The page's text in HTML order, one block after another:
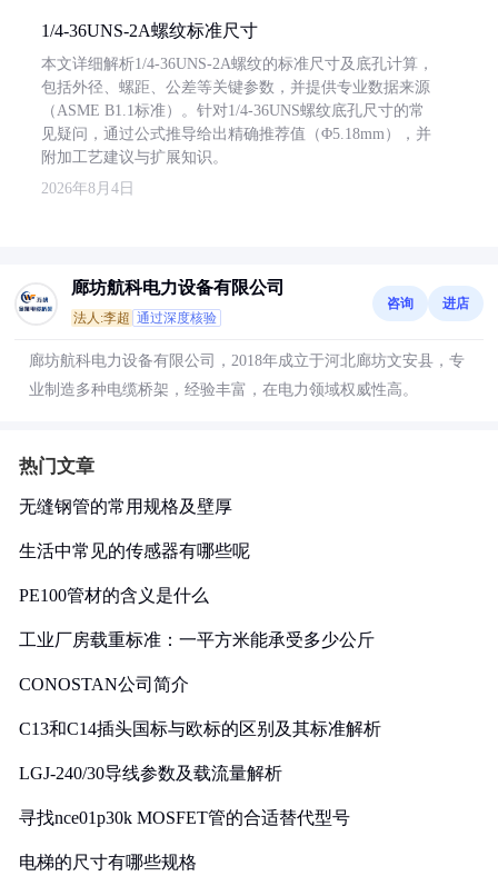
1/4-36UNS-2A螺纹标准尺寸
本文详细解析1/4-36UNS-2A螺纹的标准尺寸及底孔计算，
包括外径、螺距、公差等关键参数，并提供专业数据来源
（ASME B1.1标准）。针对1/4-36UNS螺纹底孔尺寸的常
见疑问，通过公式推导给出精确推荐值（Φ5.18mm），并
附加工艺建议与扩展知识。
2026年8月4日
廊坊航科电力设备有限公司
法人:李超 通过深度核验
咨询 进店
廊坊航科电力设备有限公司，2018年成立于河北廊坊文安县，专
业制造多种电缆桥架，经验丰富，在电力领域权威性高。
热门文章
无缝钢管的常用规格及壁厚
生活中常见的传感器有哪些呢
PE100管材的含义是什么
工业厂房载重标准：一平方米能承受多少公斤
CONOSTAN公司简介
C13和C14插头国标与欧标的区别及其标准解析
LGJ-240/30导线参数及载流量解析
寻找nce01p30k MOSFET管的合适替代型号
电梯的尺寸有哪些规格